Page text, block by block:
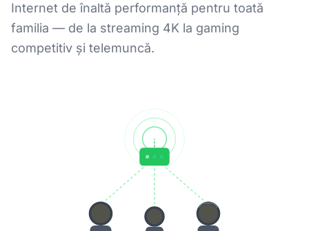
Internet de înaltă performanță pentru toată
familia — de la streaming 4K la gaming
competitiv și telemuncă.